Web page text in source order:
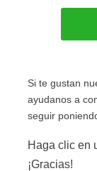
Si te gustan
ayudanos a
seguir
Haga clic en
¡Gracias!